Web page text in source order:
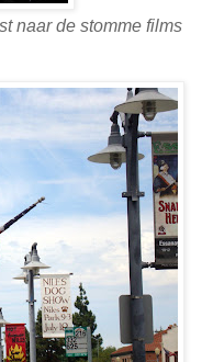
naar de stomme films